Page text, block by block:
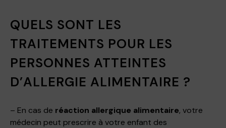
QUELS SONT LES
TRAITEMENTS POUR LES
PERSONNES ATTEINTES
D’ALLERGIE ALIMENTAIRE ?
– En cas de réaction allergique alimentaire, votre
médecin peut prescrire à votre enfant des